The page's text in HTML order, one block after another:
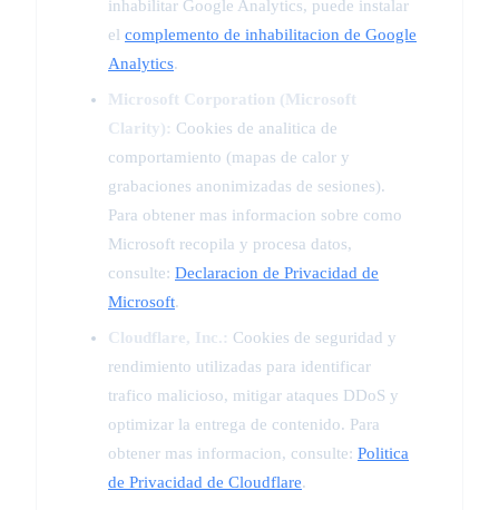
inhabilitar Google Analytics, puede instalar
el complemento de inhabilitacion de Google
Analytics.
Microsoft Corporation (Microsoft
Clarity): Cookies de analitica de
comportamiento (mapas de calor y
grabaciones anonimizadas de sesiones).
Para obtener mas informacion sobre como
Microsoft recopila y procesa datos,
consulte: Declaracion de Privacidad de
Microsoft.
Cloudflare, Inc.: Cookies de seguridad y
rendimiento utilizadas para identificar
trafico malicioso, mitigar ataques DDoS y
optimizar la entrega de contenido. Para
obtener mas informacion, consulte: Politica
de Privacidad de Cloudflare.